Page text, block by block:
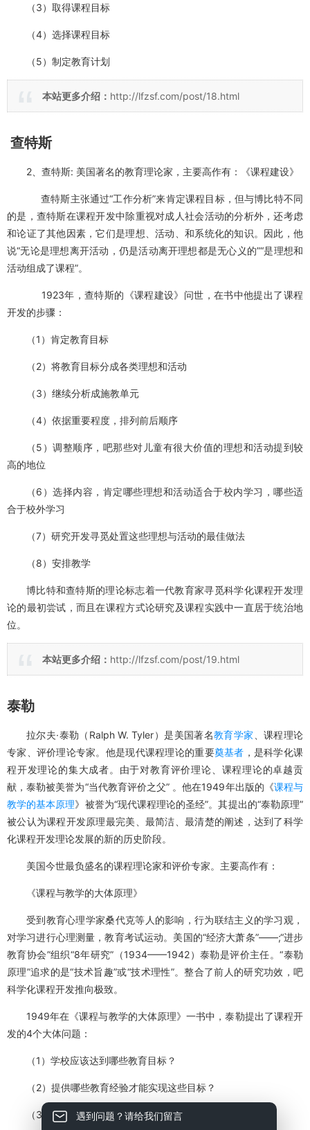
发的进程和方式，共分为5个步骤：
（1）分析人类经验
（2）分析具体活动和具体工作
（4）选择课程目标
（5）制定教育计划
本站更多介绍：http://lfzsf.com/post/18.html
查特斯
2、查特斯: 美国著名的教育理论家，主要高作有：《课程建设》
查特斯主张通过“工作分析”来肯定课程目标，但与博比特不同
的是，查特斯在课程开发中除重视对成人社会活动的分析外，还考虑
说“无论是理想离开活动，仍是活动离开理想都是无心义的”“是理想和
开发的步骤：
（1）肯定教育目标
（3）继续分析成施教单元
（4）依据重要程度，排列前后顺序
（5）调整顺序，吧那些对儿童有很大价值的理想和活动提到较
（6）选择内容，肯定哪些理想和活动适合于校内学习，哪些适
合于校外学习
（7）研究开发寻觅处置这些理想与活动的最佳做法
博比特和查特斯的理论标志着一代教育家寻觅科学化课程开发理
本站更多介绍： http://lfzsf.com/post/19.html
泰勒
专家、评价理论专家。他是现代课程理论的重要 奠基者，是科学化课
程开发理论的集大成者。由于对教育评价理论、课程理论的卓越贡
教学的基本原理》被誉为“现代课程理论的圣经”。其提出的“泰勒原理”
被公认为课程开发原理最完美、最简洁、最清楚的阐述，达到了科学
化课程开发理论发展的新的历史阶段。
美国今世最负盛名的课程理论家和评价专家。主要高作有：
《课程与教学的大体原理》
受到教育心理学家桑代克等人的影响，行为联结主义的学习观，
对学习进行心理测量，教育考试运动。美国的“经济大萧条”——;“进步
原理”追求的是“技术旨趣”或“技术理性”。整合了前人的研究功效，吧
科学化课程开发推向极致。
遇到问题？请给我们留言